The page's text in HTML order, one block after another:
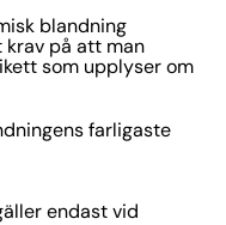
blandning
krav på att man
som upplyser om
farligaste
endast vid